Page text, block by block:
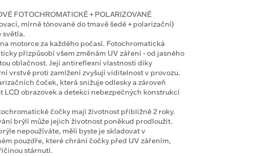
FOTOCHROMATICKÉ + POLARIZOVANÉ
mírně tónované do tmavě šedé + polarizační)
světla.
motorce za každého počasí. Fotochromatická
přizpůsobí všem změnám UV záření - od jasného
oblačnost. Její antireflexní vlastnosti díky
vrstvě proti zamlžení zvyšují viditelnost v provozu.
čoček, která snižuje odlesky a zároveň
LCD obrazovek a detekci nebezpečných konstrukcí
čočky mají životnost přibližně 2 roky.
brýlí může jejich životnost poněkud prodloužit.
nepoužíváte, měli byste je skladovat v
pouzdře, které chrání čočky před UV zářením,
stárnutí.